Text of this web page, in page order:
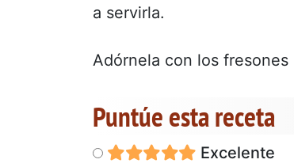
a servirla.
Adórnela con los fresones
Puntúe esta receta
Excelente